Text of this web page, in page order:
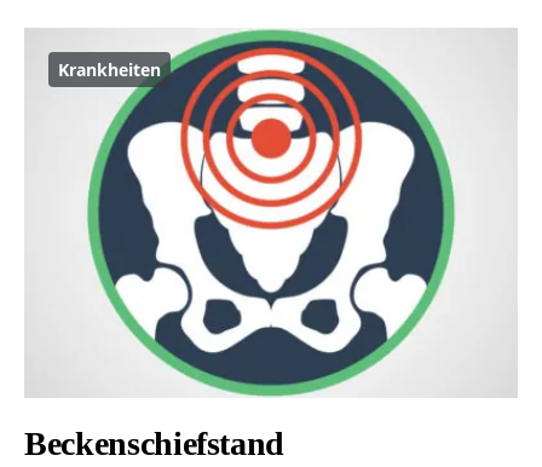
Krankheiten
Beckenschiefstand